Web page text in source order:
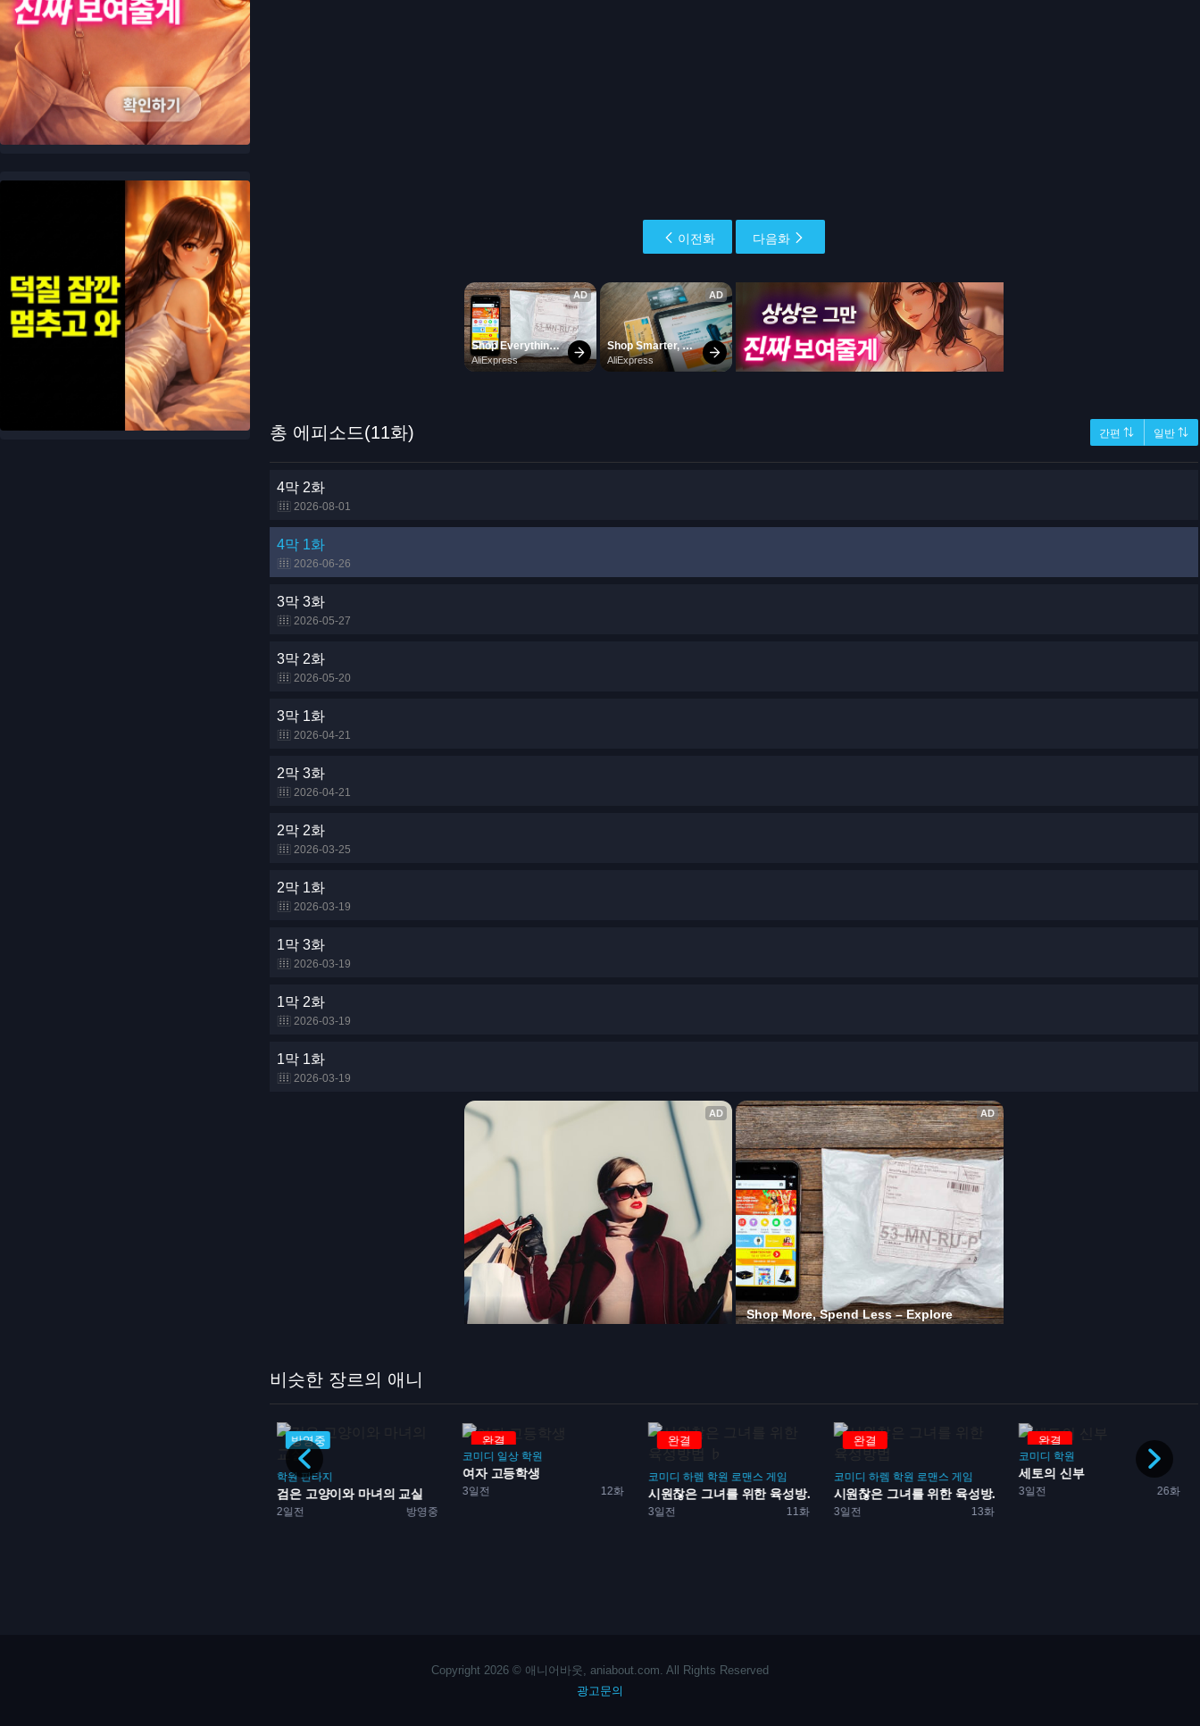
이전화 다음화
총 에피소드(11화) 간편 ⇅ 일반 ⇅
4막 2화
2026-08-01
4막 1화
2026-06-26
3막 3화
2026-05-27
3막 2화
2026-05-20
3막 1화
2026-04-21
2막 3화
2026-04-21
2막 2화
2026-03-25
2막 1화
2026-03-19
1막 3화
2026-03-19
1막 2화
2026-03-19
1막 1화
2026-03-19
비슷한 장르의 애니
방영중
학원 판타지
2일전 방영중
검은 고양이와 마녀의 교실
완결
코미디 일상 학원
3일전 12화
여자 고등학생
완결
코미디 하렘 학원 로맨스 게임
3일전 11화
시원찮은 그녀를 위한 육성방...
완결
코미디 하렘 학원 로맨스 게임
3일전 13화
시원찮은 그녀를 위한 육성방...
완결
코미디 학원
3일전 26화
세토의 신부
Copyright 2026 © 애니어바웃, aniabout.com. All Rights Reserved
광고문의